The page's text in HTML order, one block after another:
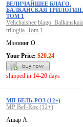
ВЕЛИЧАЙШЕЕ БЛАГО.
БАЛКАНСКАЯ ТРИЛОГИЯ.
ТОМ 1
Velichaishee blago. Balkanskaia
trilogiia. Tom 1
Мэннинг О.
Your Price: $20.24
shipped in 14-20 days
МП БЕЛЬ-РОЗ (12+)
MP Bel'-Roz (12+)
Ашар А.